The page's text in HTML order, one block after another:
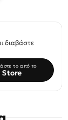
διαβάστε
το από το
Store